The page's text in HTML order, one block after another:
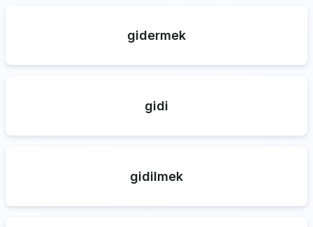
gidermek
gidi
gidilmek